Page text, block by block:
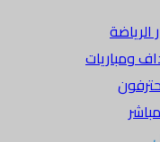
الرياضة
ومباريات